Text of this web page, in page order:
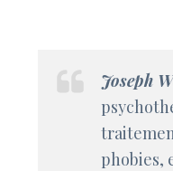
Joseph
phobies,